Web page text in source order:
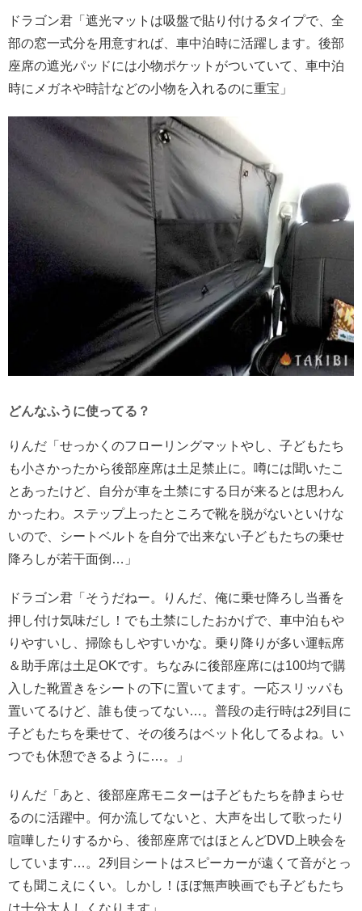
ドラゴン君「遮光マットは吸盤で貼り付けるタイプで、全
部の窓一式分を用意すれば、車中泊時に活躍します。後部
座席の遮光パッドには小物ポケットがついていて、車中泊
時にメガネや時計などの小物を入れるのに重宝」
どんなふうに使ってる？
りんだ「せっかくのフローリングマットやし、子どもたち
も小さかったから後部座席は土足禁止に。噂には聞いたこ
とあったけど、自分が車を土禁にする日が来るとは思わん
かったわ。ステップ上ったところで靴を脱がないといけな
いので、シートベルトを自分で出来ない子どもたちの乗せ
降ろしが若干面倒…」
ドラゴン君「そうだねー。りんだ、俺に乗せ降ろし当番を
押し付け気味だし！でも土禁にしたおかげで、車中泊もや
りやすいし、掃除もしやすいかな。乗り降りが多い運転席
＆助手席は土足OKです。ちなみに後部座席には100均で購
入した靴置きをシートの下に置いてます。一応スリッパも
置いてるけど、誰も使ってない…。普段の走行時は2列目に
子どもたちを乗せて、その後ろはベット化してるよね。い
つでも休憩できるように…。」
りんだ「あと、後部座席モニターは子どもたちを静まらせ
るのに活躍中。何か流してないと、大声を出して歌ったり
喧嘩したりするから、後部座席ではほとんどDVD上映会を
しています…。2列目シートはスピーカーが遠くて音がとっ
ても聞こえにくい。しかし！ほぼ無声映画でも子どもたち